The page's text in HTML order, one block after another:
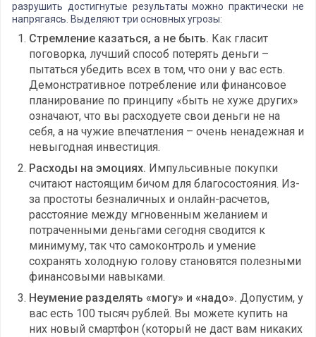
разрушить достигнутые результаты можно практически не
напрягаясь. Выделяют три основных угрозы:
Стремление казаться, а не быть. Как гласит
поговорка, лучший способ потерять деньги –
пытаться убедить всех в том, что они у вас есть.
Демонстративное потребление или финансовое
планирование по принципу «быть не хуже других»
означают, что вы расходуете свои деньги не на
себя, а на чужие впечатления – очень ненадежная и
невыгодная инвестиция.
Расходы на эмоциях. Импульсивные покупки
считают настоящим бичом для благосостояния. Из-
за простоты безналичных и онлайн-расчетов,
расстояние между мгновенным желанием и
потраченными деньгами сегодня сводится к
минимуму, так что самоконтроль и умение
сохранять холодную голову становятся полезными
финансовыми навыками.
Неумение разделять «могу» и «надо». Допустим, у
вас есть 100 тысяч рублей. Вы можете купить на
них новый смартфон (который не даст вам никаких